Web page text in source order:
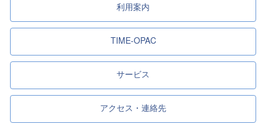
利用案内
TIME-OPAC
サービス
アクセス・連絡先